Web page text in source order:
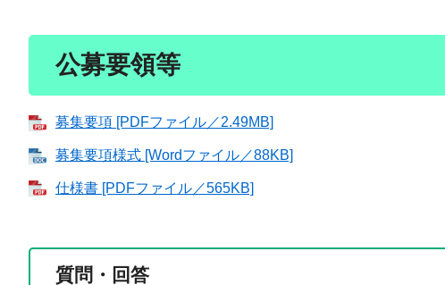
公募要領等
募集要項 [PDFファイル／2.49MB]
募集要項様式 [Wordファイル／88KB]
仕様書 [PDFファイル／565KB]
質問・回答